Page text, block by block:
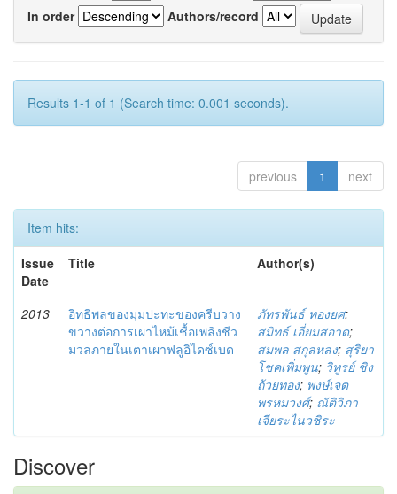
In order
Authors/record
Results 1-1 of 1 (Search time: 0.001 seconds).
previous 1 next
Item hits:
Issue
Date
Title Author(s)
2013
อิทธิพลของมุมปะทะของครีบวาง
ขวางต่อการเผาไหม้เชื้อเพลิงชีว
มวลภายในเตาเผาฟลูอิไดซ์เบด
ภัทรพันธ์ ทองยศ;
สมิทธ์ เอี่ยมสอาด;
สมพล สกุลหลง; สุริยา
โชคเพิ่มพูน; วิทูรย์ ชิง
ถ้วยทอง; พงษ์เจต
พรหมวงศ์; ณัติวิภา
เจียระไนวชิระ
Discover